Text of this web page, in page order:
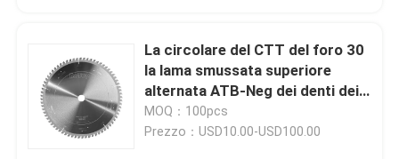
La circolare del CTT del foro 30
la lama smussata superiore
alternata ATB-Neg dei denti dei
denti delle lame per sega 48
MOQ：100pcs
Prezzo：USD10.00-USD100.00